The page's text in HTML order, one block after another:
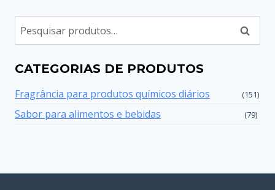
CATEGORIAS DE PRODUTOS
Fragrância para produtos químicos diários (151)
Sabor para alimentos e bebidas (79)